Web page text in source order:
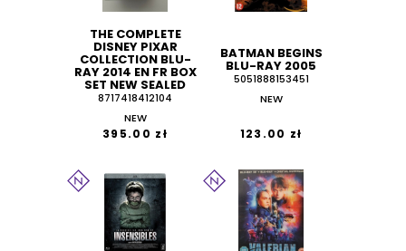
THE COMPLETE
DISNEY PIXAR
COLLECTION BLU-
RAY 2014 EN FR BOX
SET NEW SEALED
8717418412104
NEW
395.00 zł
BATMAN BEGINS
BLU-RAY 2005
5051888153451
NEW
123.00 zł